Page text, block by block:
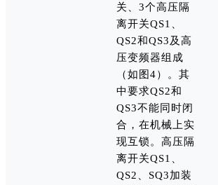
关、3个高压隔
离开关QS1、
QS2和QS3及高
压变频器组成
（如图4）。其
中要求QS2和
QS3不能同时闭
合，在机械上实
现互锁。高压隔
离开关QS1、
QS2、SQ3加装